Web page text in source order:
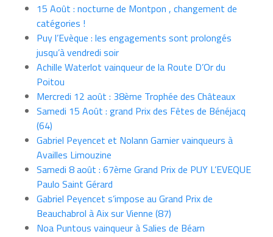
15 Août : nocturne de Montpon , changement de
catégories !
Puy l’Evèque : les engagements sont prolongés
jusqu’à vendredi soir
Achille Waterlot vainqueur de la Route D’Or du
Poitou
Mercredi 12 août : 38ème Trophée des Châteaux
Samedi 15 Août : grand Prix des Fêtes de Bénéjacq
(64)
Gabriel Peyencet et Nolann Garnier vainqueurs à
Availles Limouzine
Samedi 8 août : 67ème Grand Prix de PUY L’EVEQUE
Paulo Saint Gérard
Gabriel Peyencet s’impose au Grand Prix de
Beauchabrol à Aix sur Vienne (87)
Noa Puntous vainqueur à Salies de Béarn